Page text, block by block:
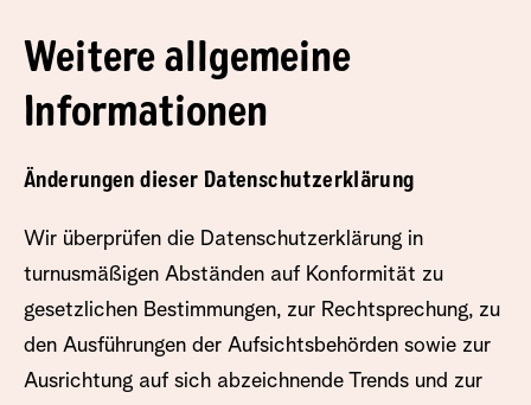
Weitere allgemeine
Informationen
Änderungen dieser Datenschutzerklärung
Wir überprüfen die Datenschutzerklärung in
turnusmäßigen Abständen auf Konformität zu
gesetzlichen Bestimmungen, zur Rechtsprechung, zu
den Ausführungen der Aufsichtsbehörden sowie zur
Ausrichtung auf sich abzeichnende Trends und zur